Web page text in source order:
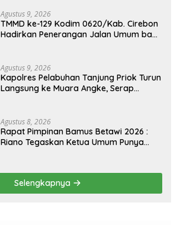
Agustus 9, 2026
TMMD ke-129 Kodim 0620/Kab. Cirebon
Hadirkan Penerangan Jalan Umum bagi
Agustus 9, 2026
Kapolres Pelabuhan Tanjung Priok Turun
Langsung ke Muara Angke, Serap
Agustus 8, 2026
Rapat Pimpinan Bamus Betawi 2026 :
Riano Tegaskan Ketua Umum Punya
Selengkapnya